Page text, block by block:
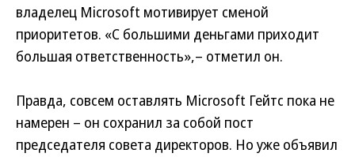
владелец Microsoft мотивирует сменой
приоритетов. «С большими деньгами приходит
большая ответственность»,– отметил он.
Правда, совсем оставлять Microsoft Гейтс пока не
намерен – он сохранил за собой пост
председателя совета директоров. Но уже объявил